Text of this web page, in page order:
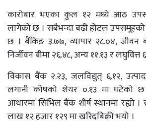
कारोबार भएका कुल १२ मध्ये आठ
लागेको छ । सबैभन्दा बढी होटल
छ । बैंकिङ ३.७७, व्यापार २८.०४, जीवन
निर्जीवन बीमा २६.४८, अन्य ११.१३ र
विकास बैंक २.२३, जलविद्युत् ६.१२,
लगानी कोषको शेयर ०.१३ मा घटेको छ
आधारमा सिभिल बैंक शीर्ष स्थानमा रह्यो
लाख १२ हजार १२९ मा खरिदबिक्री भयो ।